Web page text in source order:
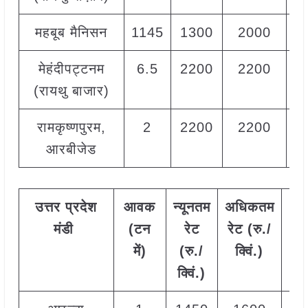
महबूब मैनिसन 1145 1300 2000
मेहंदीपट्टनम
(रायथु बाजार)
6.5 2200 2200
रामकृष्णपुरम,
आरबीजेड
2 2200 2200
उत्तर प्रदेश
मंडी
आवक
(टन
में)
न्यूनतम
रेट
(रु./
क्विं.)
अधिकतम
रेट (रु./
क्विं.)